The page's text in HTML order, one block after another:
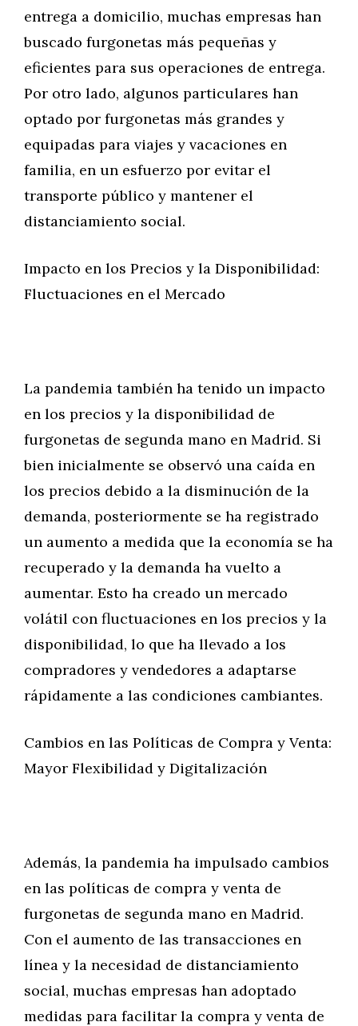
entrega a domicilio, muchas empresas han
buscado furgonetas más pequeñas y
eficientes para sus operaciones de entrega.
Por otro lado, algunos particulares han
optado por furgonetas más grandes y
equipadas para viajes y vacaciones en
familia, en un esfuerzo por evitar el
transporte público y mantener el
distanciamiento social.
Impacto en los Precios y la Disponibilidad:
Fluctuaciones en el Mercado
La pandemia también ha tenido un impacto
en los precios y la disponibilidad de
furgonetas de segunda mano en Madrid. Si
bien inicialmente se observó una caída en
los precios debido a la disminución de la
demanda, posteriormente se ha registrado
un aumento a medida que la economía se ha
recuperado y la demanda ha vuelto a
aumentar. Esto ha creado un mercado
volátil con fluctuaciones en los precios y la
disponibilidad, lo que ha llevado a los
compradores y vendedores a adaptarse
rápidamente a las condiciones cambiantes.
Cambios en las Políticas de Compra y Venta:
Mayor Flexibilidad y Digitalización
Además, la pandemia ha impulsado cambios
en las políticas de compra y venta de
furgonetas de segunda mano en Madrid.
Con el aumento de las transacciones en
línea y la necesidad de distanciamiento
social, muchas empresas han adoptado
medidas para facilitar la compra y venta de